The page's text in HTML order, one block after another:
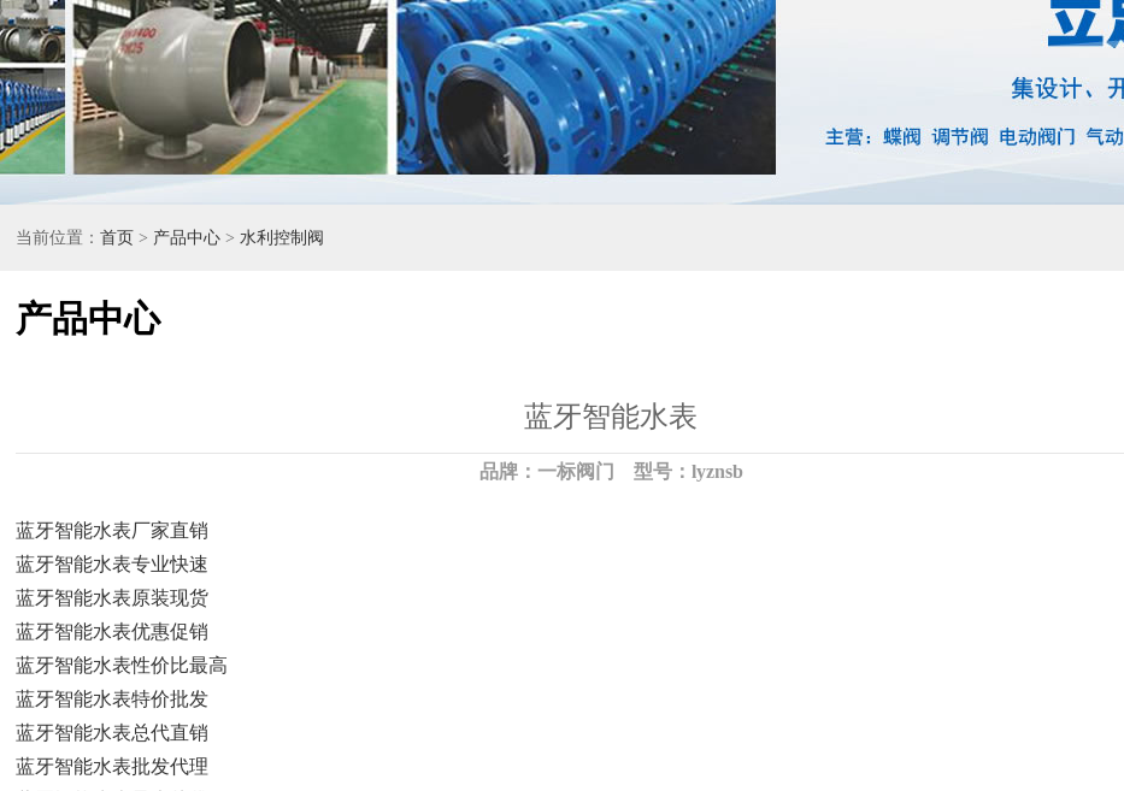
当前位置：首页 > 产品中心 >水利控制阀
产品中心
蓝牙智能水表
品牌：一标阀门 型号：lyznsb
蓝牙智能水表厂家直销
蓝牙智能水表专业快速
蓝牙智能水表原装现货
蓝牙智能水表优惠促销
蓝牙智能水表性价比最高
蓝牙智能水表特价批发
蓝牙智能水表总代直销
蓝牙智能水表批发代理